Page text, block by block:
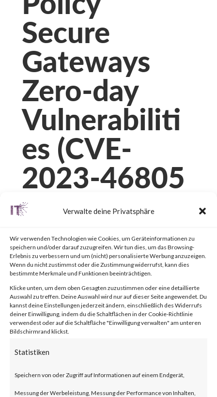
Verwalte deine Privatsphäre
Wir verwenden Technologien wie Cookies, um Geräteinformationen zu
speichern und/oder darauf zuzugreifen. Wir tun dies, um das Browsing-
Erlebnis zu verbessern und um (nicht) personalisierte Werbung anzuzeigen.
Wenn du nicht zustimmst oder die Zustimmung widerrufst, kann dies
bestimmte Merkmale und Funktionen beeinträchtigen.
Klicke unten, um dem oben Gesagten zuzustimmen oder eine detaillierte
Auswahl zu treffen. Deine Auswahl wird nur auf dieser Seite angewendet. Du
kannst deine Einstellungen jederzeit ändern, einschließlich des Widerrufs
deiner Einwilligung, indem du die Schaltflächen in der Cookie-Richtlinie
verwendest oder auf die Schaltfläche "Einwilligung verwalten" am unteren
Bildschirmrand klickst.
Statistiken
Speichern von oder Zugriff auf Informationen auf einem Endgerät,
Messung der Werbeleistung, Messung der Performance von Inhalten,
Secure
Gateways
Zero-day
Vulnerabiliti
es (CVE-
2023-46805
and CVE-
2024-21887)
von|23. Jan. 2024|Unkategorisiert|0 Kommentare
Facebook 0
What is the Vulnerability?